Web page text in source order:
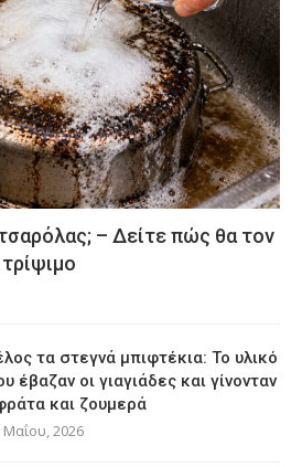
– Δείτε πώς θα τον
τα στεγνά μπιφτέκια: Το υλικό
έβαζαν οι γιαγιάδες και γίνονταν
και ζουμερά
Μαΐου, 2026